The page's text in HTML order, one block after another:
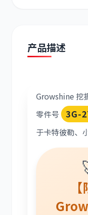
道依茨
斗山
产品描述
Growshine 挖
零件号
3G-
于卡特彼勒、